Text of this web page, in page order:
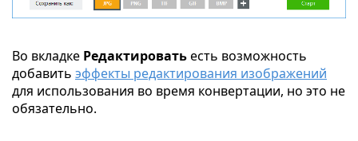
Во вкладке Редактироватьесть возможность
добавить эффекты редактирования изображений
для использования во время конвертации, но это не
обязательно.